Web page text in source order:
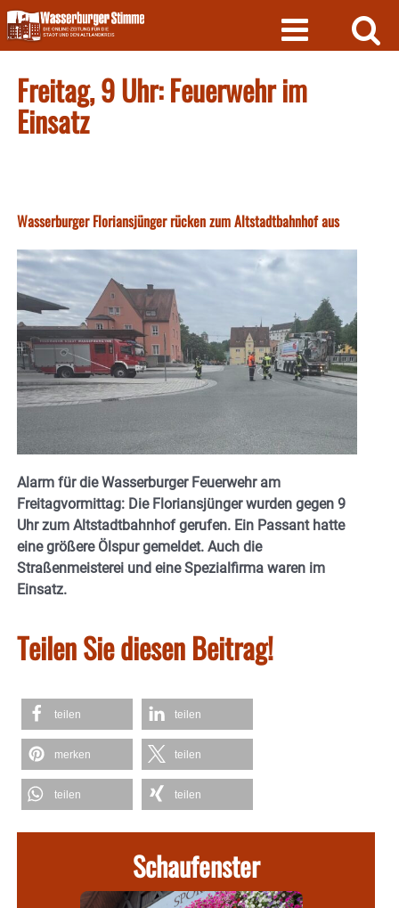
Skip
to
content
Freitag, 9 Uhr: Feuerwehr im
Einsatz
Wasserburger Floriansjünger rücken zum Altstadtbahnhof aus
Alarm für die Wasserburger Feuerwehr am
Freitagvormittag: Die Floriansjünger wurden gegen 9
Uhr zum Altstadtbahnhof gerufen. Ein Passant hatte
eine größere Ölspur gemeldet. Auch die
Straßenmeisterei und eine Spezialfirma waren im
Einsatz.
Teilen Sie diesen Beitrag!
teilen teilen
merken teilen
teilen teilen
Schaufenster